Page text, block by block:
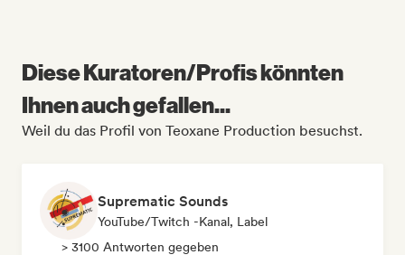
Diese Kuratoren/Profis könnten
Ihnen auch gefallen...
Weil du das Profil von Teoxane Production besuchst.
Suprematic Sounds
YouTube/Twitch -Kanal, Label
> 3100 Antworten gegeben